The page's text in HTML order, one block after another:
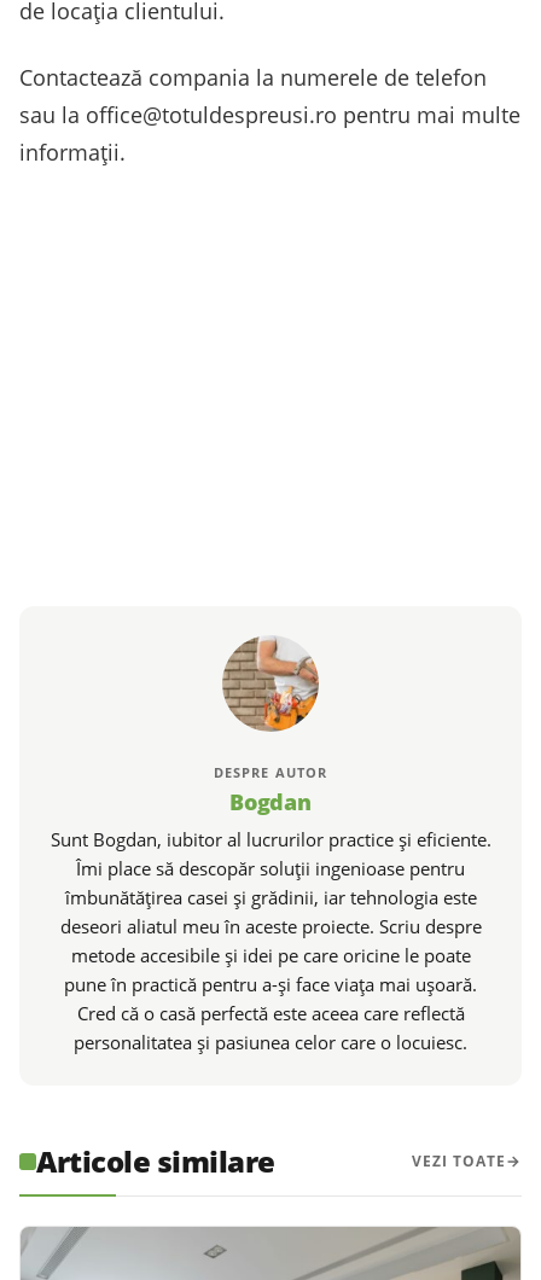
de locația clientului.
Contactează compania la numerele de telefon
sau la office@totuldespreusi.ro pentru mai multe
informații.
DESPRE AUTOR
Bogdan
Sunt Bogdan, iubitor al lucrurilor practice și eficiente.
Îmi place să descopăr soluții ingenioase pentru
îmbunătățirea casei și grădinii, iar tehnologia este
deseori aliatul meu în aceste proiecte. Scriu despre
metode accesibile și idei pe care oricine le poate
pune în practică pentru a-și face viața mai ușoară.
Cred că o casă perfectă este aceea care reflectă
personalitatea și pasiunea celor care o locuiesc.
Articole similare VEZI TOATE